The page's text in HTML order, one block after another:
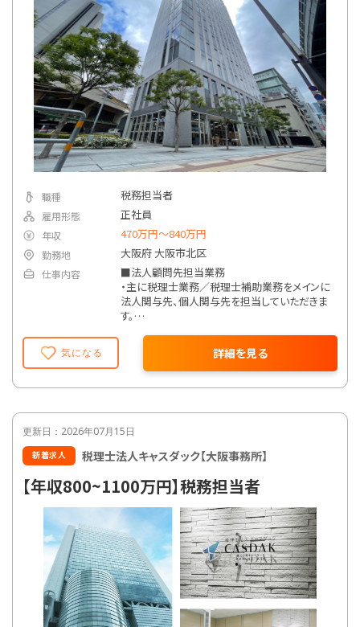
気になる 詳細を見る
職種 税務担当者
雇用形態 正社員
年収 470万円〜840万円
勤務地 大阪府 大阪市北区
仕事内容
■法人顧問先担当業務
・主に税理士業務／税理士補助業務をメインに
法人関与先、個人関与先を担当していただきま
す。
改善業務、IT導入補助金の申請サポート、様々
な専門性を持つ提携企業へのビジネスマッチン
グなど、付加価値の高いサービスにも取り組ん
でいます。
税務処理のお手伝いだけではなくお客様のあ
らゆる企業課題をお客様と伴走し、寄り添いな
ような関係性作りがミッションです！
更新日：2026年07月15日
新着求人 税理士法人キャスダック【大阪事務所】
【年収800~1100万円】税務担当者